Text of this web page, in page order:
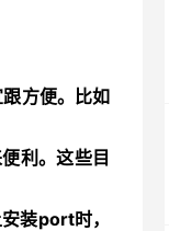
方便。比如
利。这些目
装port时，